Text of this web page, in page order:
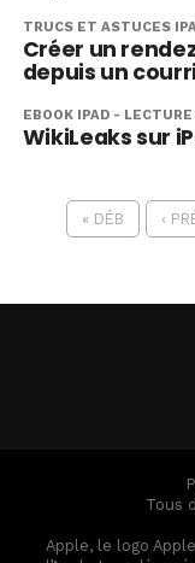
TRUCS ET ASTUCES
Créer un
depuis un
EBOOK IPAD - LECTURE
WikiLeaks sur
« DÉB ‹
Tous
Apple, le logo